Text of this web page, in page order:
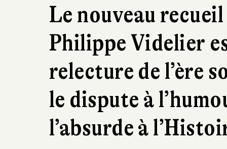
Le nouveau
Philippe Videlier
relecture de l’ère
le dispute à
l’absurde à